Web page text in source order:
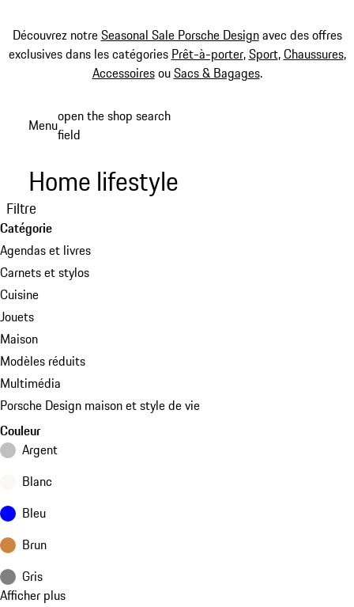
Découvrez notreSeasonal Sale Porsche Designavec des offres
exclusives dans les catégories Prêt-à-porter,Sport,Chaussures,
AccessoiresouSacs & Bagages.
Menuopen the shop search
field
Home lifestyle
Filtre
Catégorie
Agendas et livres
Carnets et stylos
Cuisine
Jouets
Maison
Modèles réduits
Multimédia
Porsche Design maison et style de vie
Couleur
Argent
Blanc
Bleu
Brun
Gris
Afficher plus